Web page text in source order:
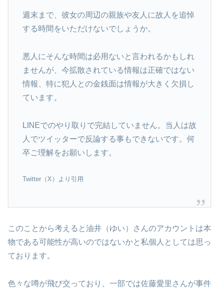
週末まで、彼女の周辺の親族や友人に故人を追悼
する時間をいただけないでしょうか。
悪人にそんな時間は必用ないと言われるかもしれ
ませんが、今拡散されている情報は正確ではない
情報、特に犯人との金銭面は情報が大きく欠損し
ています。
LINEでのやり取りで完結していません。当人は故
人でツイッターで反論する事もできないです。何
卒ご理解をお願いします。
Twitter（X）より引用
このことから考えると油井（ゆい）さんのアカウントは本
物である可能性が高いのではないかと私個人としては思っ
ております。
色々な噂が飛び交っており、一部では佐藤愛里さんが事件